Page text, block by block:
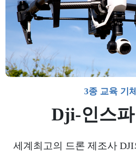
3종 교육 기체
Dji-인스파
세계최고의 드론 제조사 DJI